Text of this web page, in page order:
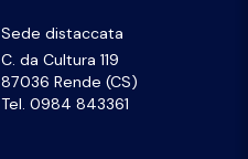
Sede distaccata
C. da Cultura 119
87036 Rende (CS)
Tel. 0984 843361